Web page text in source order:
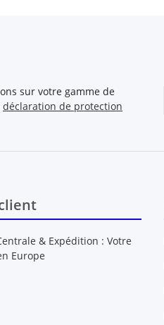
sur votre gamme de
déclaration de protection
& Expédition : Votre
Europe